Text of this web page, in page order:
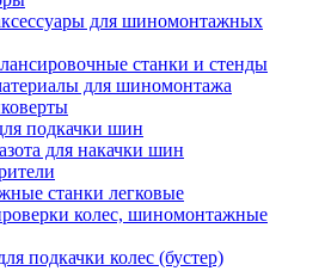
для шиномонтажных
станки и стенды
для шиномонтажа
подкачки шин
для накачки шин
станки легковые
колес, шиномонтажные
подкачки колес (бустер)